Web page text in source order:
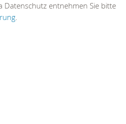
Datenschutz entnehmen Sie bitte
.